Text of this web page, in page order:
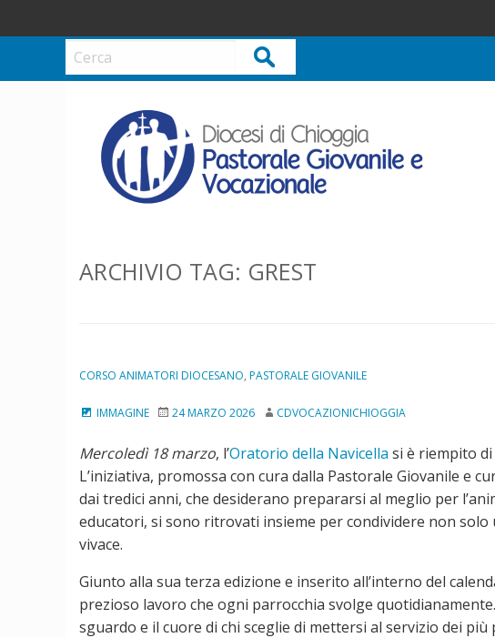
k
p
Cerca
ARCHIVIO TAG: GREST
CORSO ANIMATORI DIOCESANO, PASTORALE GIOVANILE
IMMAGINE 24 MARZO 2026 CDVOCAZIONICHIOGGIA
Mercoledì 18 marzo, l’Oratorio della Navicella si è riempito
L’iniziativa, promossa con cura dalla Pastorale Giovanile e
dai tredici anni, che desiderano prepararsi al meglio per
educatori, si sono ritrovati insieme per condividere non
vivace.
Giunto alla sua terza edizione e inserito all’interno del
prezioso lavoro che ogni parrocchia svolge
sguardo e il cuore di chi sceglie di mettersi al servizio dei più